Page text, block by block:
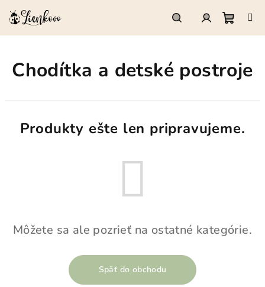
HľadaťPrihlásenie
košík
Chodítka a detské postroje
Produkty ešte len pripravujeme.
Môžete sa ale pozrieť na ostatné kategórie.
Späť do obchodu